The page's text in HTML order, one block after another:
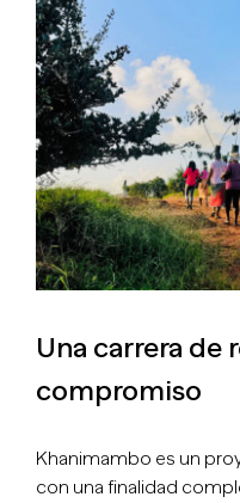
Larger
Image
Una carrera de
compromiso
Khanimambo es un
con una finalidad